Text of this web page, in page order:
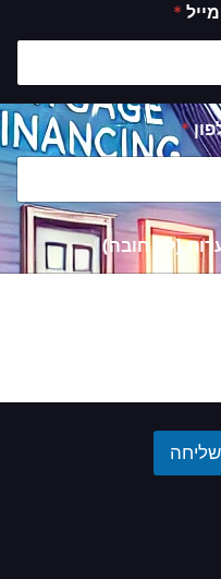
*
*
(לא חובה)
שליחה